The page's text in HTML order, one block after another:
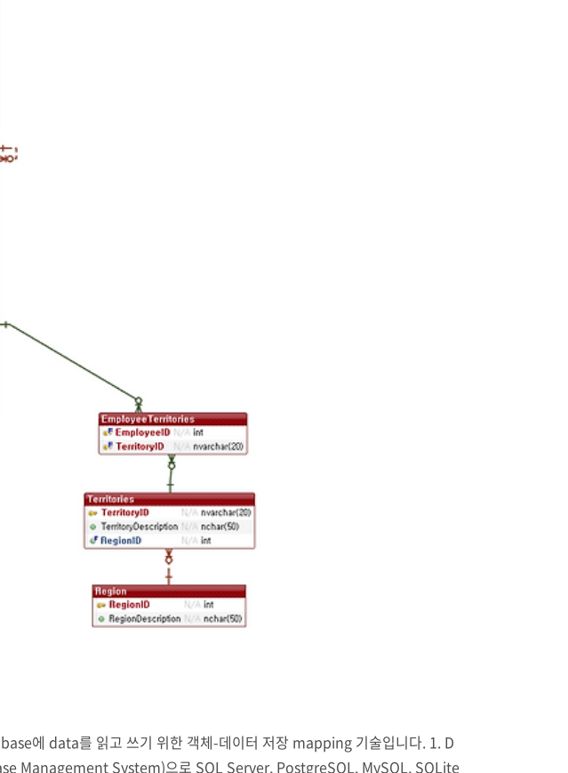
에 data를 읽고 쓰기 위한 객체-데이터 저장 mapping 기술입니다. 1. D
Management System)으로 SQL Server, PostgreSQL, MySQL, SQLite